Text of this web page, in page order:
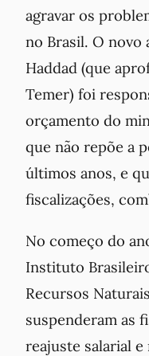
agravar os
no Brasil. O novo
Haddad (que
Temer) foi
orçamento do
que não repõe a
últimos anos, e
fiscalizações,
No começo do
Instituto
Recursos
suspenderam as
reajuste salarial